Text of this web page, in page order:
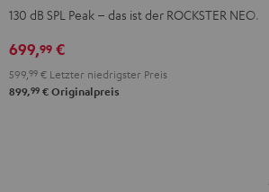
130 dB SPL Peak – das ist der ROCKSTER NEO.
699,99 €
599,99 € Letzter niedrigster Preis
899,99 € Originalpreis